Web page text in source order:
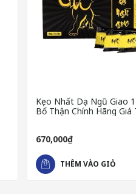
Kẹo Nhất Dạ Ngũ Giao
Bổ Thận Chính Hãng Giá
670,000₫
THÊM VÀO GIỎ